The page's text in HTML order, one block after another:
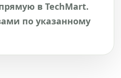
в TechMart.
по указанному